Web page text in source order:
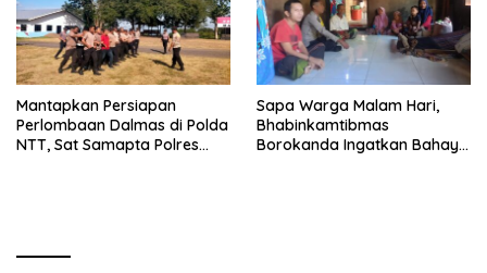
Mantapkan Persiapan
Perlombaan Dalmas di Polda
NTT, Sat Samapta Polres
Sapa Warga Malam Hari,
Bhabinkamtibmas
Borokanda Ingatkan Bahaya